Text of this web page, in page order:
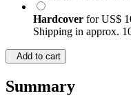
Hardcover forUS$
Shipping in approx.
Add to cart
Summary